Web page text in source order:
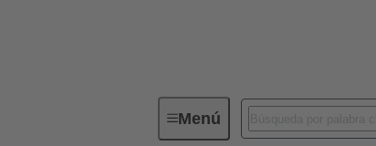
MenúConectores industriales / Han®